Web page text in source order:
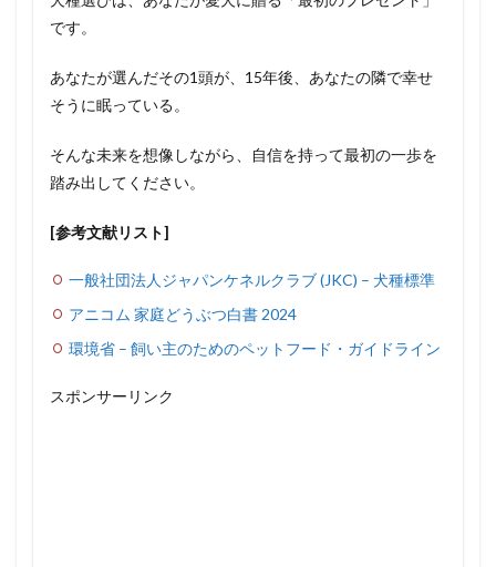
です。
あなたが選んだその1頭が、15年後、あなたの隣で幸せ
そうに眠っている。
そんな未来を想像しながら、自信を持って最初の一歩を
踏み出してください。
[参考文献リスト]
一般社団法人ジャパンケネルクラブ (JKC) – 犬種標準
アニコム 家庭どうぶつ白書 2024
環境省 – 飼い主のためのペットフード・ガイドライン
スポンサーリンク